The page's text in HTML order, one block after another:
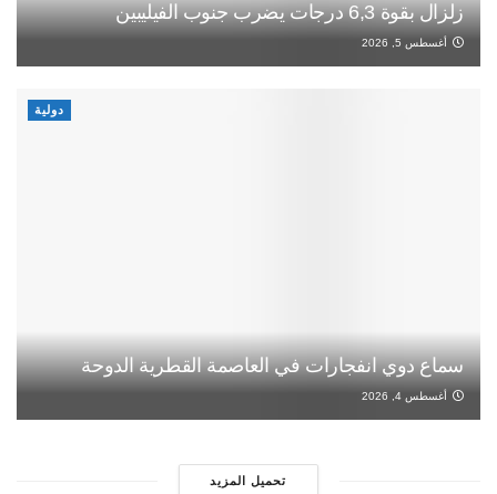
زلزال بقوة 6,3 درجات يضرب جنوب الفيليبين
أغسطس 5, 2026
دولية
سماع دوي انفجارات في العاصمة القطرية الدوحة
أغسطس 4, 2026
تحميل المزيد